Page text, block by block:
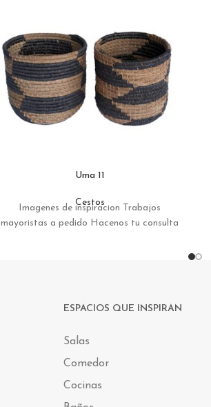
Uma 11
Cestos
Imagenes de inspiracion Trabajos
mayoristas a pedido Hacenos tu consulta
ESPACIOS QUE INSPIRAN
Salas
Comedor
Cocinas